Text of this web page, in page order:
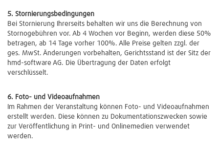
5. Stornierungsbedingungen
Bei Stornierung Ihrerseits behalten wir uns die Berechnung von
Stornogebühren vor. Ab 4 Wochen vor Beginn, werden diese 50%
betragen, ab 14 Tage vorher 100%. Alle Preise gelten zzgl. der
ges. MwSt. Änderungen vorbehalten, Gerichtsstand ist der Sitz der
hmd-software AG. Die Übertragung der Daten erfolgt
verschlüsselt.
6. Foto- und Videoaufnahmen
Im Rahmen der Veranstaltung können Foto- und Videoaufnahmen
erstellt werden. Diese können zu Dokumentationszwecken sowie
zur Veröffentlichung in Print- und Onlinemedien verwendet
werden.